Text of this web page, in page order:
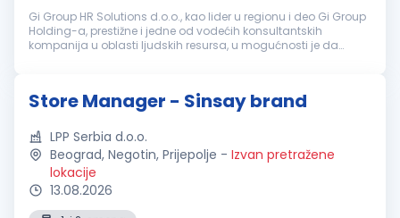
Gi Group HR Solutions d.o.o., kao lider u regionu i deo Gi Group
Holding-a, prestižne i jedne od vodećih konsultantskih
kompanija u oblasti ljudskih resursa, u mogućnosti je da
Store Manager - Sinsay brand
LPP Serbia d.o.o.
Beograd, Negotin, Prijepolje - Izvan pretražene
lokacije
13.08.2026